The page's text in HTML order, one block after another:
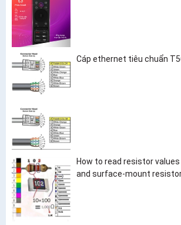
Cáp ethernet tiêu chuẩn
How to read resistor
and surface-mount